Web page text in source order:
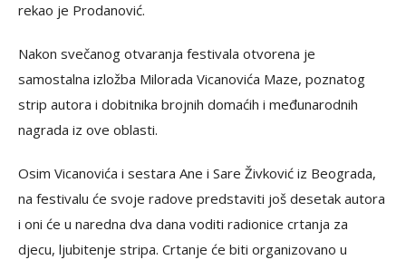
rekao je Prodanović.
Nakon svečanog otvaranja festivala otvorena je
samostalna izložba Milorada Vicanovića Maze, poznatog
strip autora i dobitnika brojnih domaćih i međunarodnih
nagrada iz ove oblasti.
Osim Vicanovića i sestara Ane i Sare Živković iz Beograda,
na festivalu će svoje radove predstaviti još desetak autora
i oni će u naredna dva dana voditi radionice crtanja za
djecu, ljubitenje stripa. Crtanje će biti organizovano u